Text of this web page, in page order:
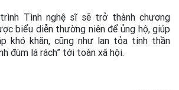
Tình nghệ sĩ sẽ trở thành chương
biểu diễn thường niên để ủng hộ, giúp
khó khăn, cũng như lan tỏa tinh thần
đùm lá rách” tới toàn xã hội.